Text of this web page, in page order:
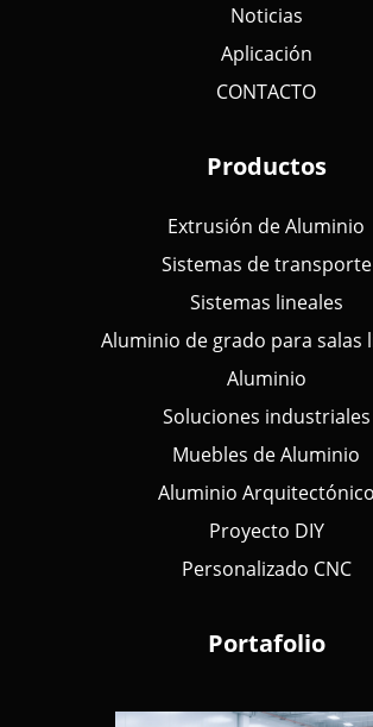
Noticias
Aplicación
CONTACTO
Productos
Extrusión de Aluminio
Sistemas de transporte
Sistemas lineales
Aluminio de grado para salas
Aluminio
Soluciones industriales
Muebles de Aluminio
Aluminio Arquitectónico
Proyecto DIY
Personalizado CNC
Portafolio